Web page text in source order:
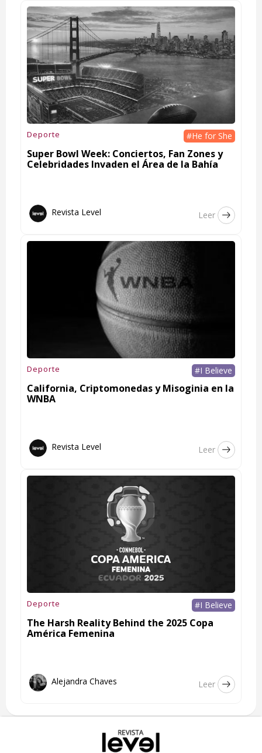
Deporte #He for She
Super Bowl Week: Conciertos, Fan Zones y
Celebridades Invaden el Área de la Bahía
Revista Level Leer
Deporte #I Believe
California, Criptomonedas y Misoginia en la
WNBA
Revista Level Leer
Deporte #I Believe
The Harsh Reality Behind the 2025 Copa
América Femenina
Alejandra Chaves Leer